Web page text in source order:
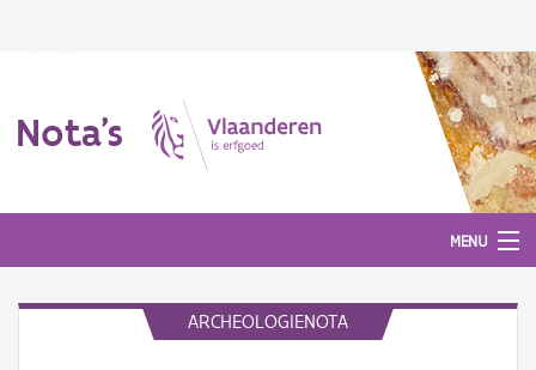
Nota's
MENU
ARCHEOLOGIENOTA